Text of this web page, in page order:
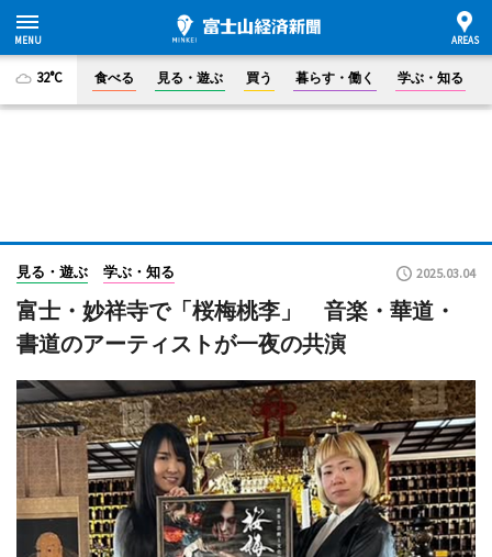
32°C 食べる 見る・遊ぶ 買う 暮らす・働く 学ぶ・知る
見る・遊ぶ 学ぶ・知る 2025.03.04
富士・妙祥寺で「桜梅桃李」 音楽・華道・
書道のアーティストが一夜の共演